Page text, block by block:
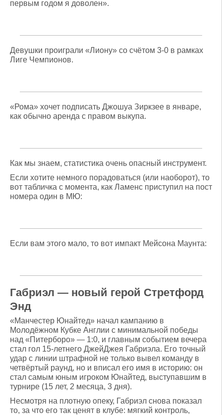
первым годом я доволен».
Девушки проиграли «Лиону» со счётом 3-0 в рамках
Лиге Чемпионов.
«Рома» хочет подписать Джошуа Зиркзее в январе,
как обычно аренда с правом выкупа.
Как мы знаем, статистика очень опасный инструмент.
Если хотите немного порадоваться (или наоборот), то
вот табличка с момента, как Ламенс приступил на пост
номера один в МЮ:
Если вам этого мало, то вот импакт Мейсона Маунта:
Габриэл — новый герой Стретфорд
Энд
«Манчестер Юнайтед» начал кампанию в
Молодёжном Кубке Англии с минимальной победы
над «Питерборо» — 1:0, и главным событием вечера
стал гол 15-летнего ДжейДжея Габриэла. Его точный
удар с линии штрафной не только вывел команду в
четвёртый раунд, но и вписал его имя в историю: он
стал самым юным игроком Юнайтед, выступавшим в
турнире (15 лет, 2 месяца, 3 дня).
Несмотря на плотную опеку, Габриэл снова показал
то, за что его так ценят в клубе: мягкий контроль,